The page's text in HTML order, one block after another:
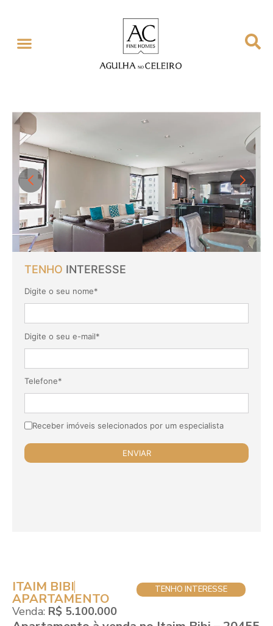
TENHO INTERESSE
Digite o seu nome*
Digite o seu e-mail*
Telefone*
Receber imóveis selecionados por um especialista
ITAIM BIBI
APARTAMENTO
Venda: R$ 5.100.000
TENHO INTERESSE